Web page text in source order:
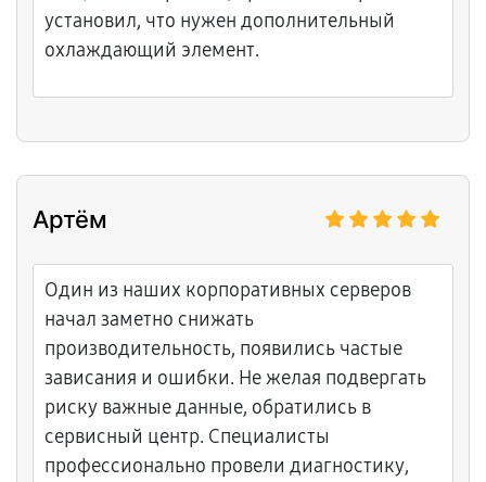
установил, что нужен дополнительный
охлаждающий элемент.
Артём
Один из наших корпоративных серверов
начал заметно снижать
производительность, появились частые
зависания и ошибки. Не желая подвергать
риску важные данные, обратились в
сервисный центр. Специалисты
профессионально провели диагностику,